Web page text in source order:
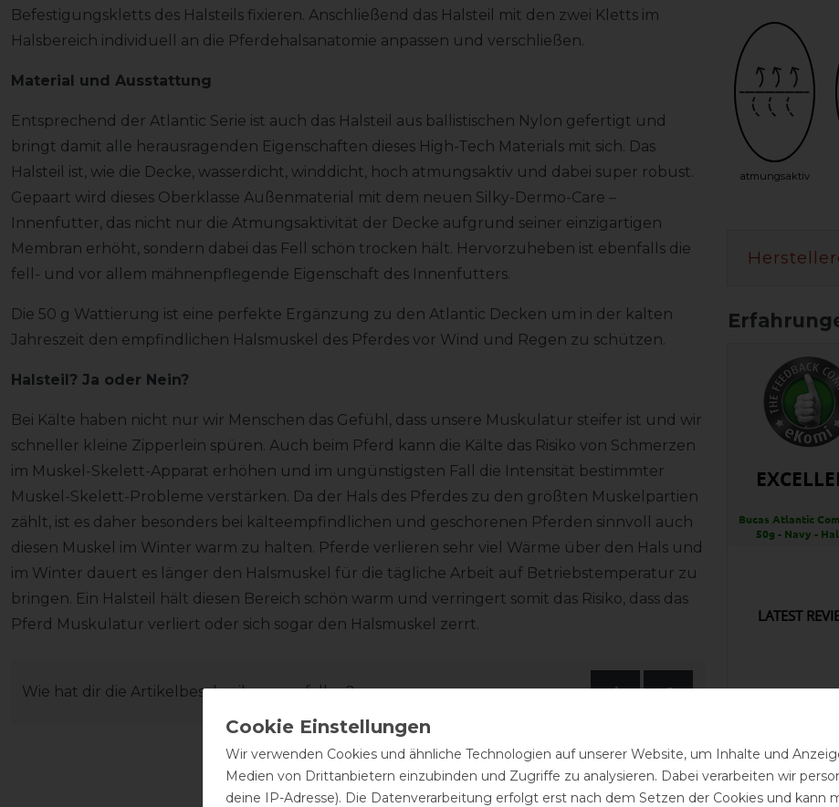
Befestigungskletts des Halsteils fixieren. Anschließend das Halsteil mit den zwei Kletts im
Halsbereich individuell an die Pferdehalsanatomie anpassen und verschließen.
Material und Ausstattung
Entsprechend der Atlantic Serie ist auch das Halsteil aus ballistischen Nylon gefertigt und
bringt damit alle herausragenden Eigenschaften dieses High-Tech Materials mit sich. Das
Halsteil ist, wie die Decke, wasserdicht, winddicht, hoch atmungsaktiv und dabei super robust.
Gepaart wird dieses Oberklasse Außenmaterial mit dem neuen Silky-Dermo-Care –
Innenfutter, das nicht nur die Atmungsaktivität der Decke aufgrund seiner einzigartigen
Membran erhöht, sondern dabei das Fell schön trocken hält. Hervorzuheben ist ebenfalls die
fell- und vor allem mähnenpflegende Eigenschaft des Innenfutters.
Die 50 g Wattierung ist eine perfekte Ergänzung zu den Atlantic Decken um in der kalten
Jahreszeit den empfindlichen Halsmuskel des Pferdes vor Wind und Regen zu schützen.
Halsteil? Ja oder Nein?
Bei Kälte haben nicht nur wir Menschen das Gefühl, dass unsere Muskulatur steifer ist und wir
schneller kleine Zipperlein spüren. Auch beim Pferd kann die Kälte das Risiko von Schmerzen
im Muskel-Skelett-Apparat erhöhen und im ungünstigsten Fall die Intensität bestimmter
Muskel-Skelett-Probleme verstärken. Da der Hals des Pferdes zu den größten Muskelpartien
zählt, ist es daher besonders bei kälteempfindlichen und geschorenen Pferden sinnvoll auch
diesen Muskel im Winter warm zu halten. Pferde verlieren sehr viel Wärme über den Hals und
im Winter dauert es länger den Halsmuskel für die tägliche Arbeit auf Betriebstemperatur zu
bringen. Ein Halsteil hält diesen Bereich schön warm und verringert somit das Risiko, dass das
Pferd Muskulatur verliert oder sich sogar den Halsmuskel zerrt.
Wie hat dir die Artikelbeschreibung gefallen?
atmungsaktiv
Bucas Atlantic
50g - Navy -
LATEST
Wieder
Alles top,
Wir verwenden Cookies und ähnliche Technologien auf unserer Website, um Inhalte und
Medien von Drittanbietern einzubinden und Zugriffe zu analysieren. Dabei verarbeiten wir
deine IP-Adresse). Die Datenverarbeitung erfolgt erst nach dem Setzen der Cookies und kann